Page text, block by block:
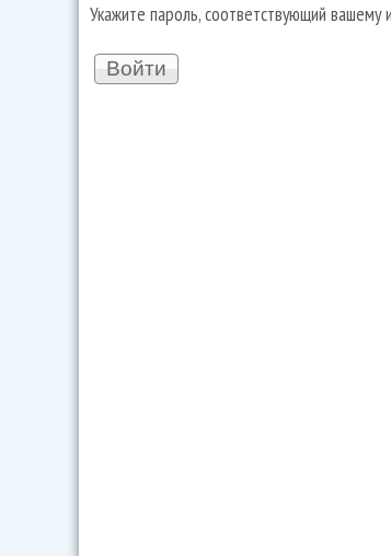
Укажите пароль, соответствующий вашему